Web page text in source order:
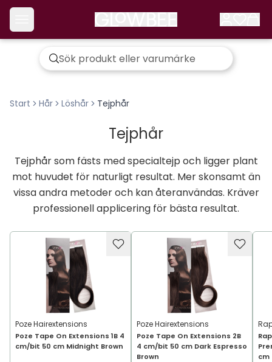
Start Hår Löshår Tejphår
Tejphår
Tejphår som fästs med specialtejp och ligger plant
mot huvudet för naturligt resultat. Mer skonsamt än
vissa andra metoder och kan återanvändas. Kräver
professionell applicering för bästa resultat.
Poze Hairextensions
Poze Tape On Extensions 1B 4
cm/bit 50 cm Midnight Brown
Poze Hairextensions
Poze Tape On Extensions 2B
4 cm/bit 50 cm Dark Espresso
Brown
cm